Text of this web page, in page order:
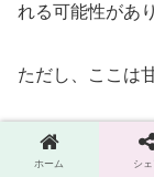
れる可能性があ
ただし、ここは
起業支援金は「
が細かいことが
ホーム シェ